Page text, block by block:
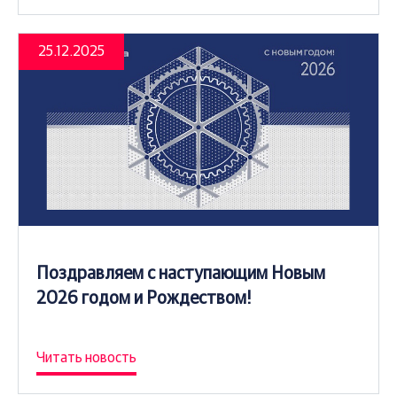
25.12.2025
Поздравляем с наступающим Новым
2026 годом и Рождеством!
Читать новость